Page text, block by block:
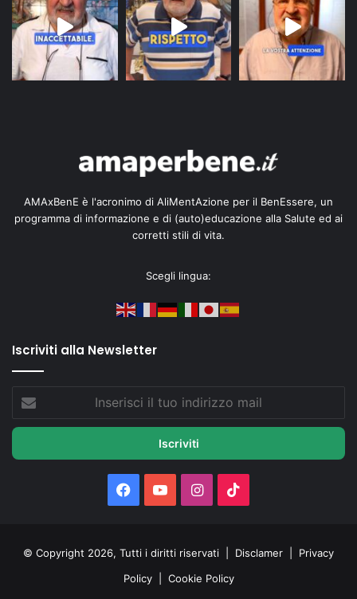
AMAxBenE è l'acronimo di AliMentAzione per il BenEssere, un
programma di informazione e di (auto)educazione alla Salute ed ai
corretti stili di vita.
Scegli lingua:
Iscriviti alla Newsletter
tuo
mail
Facebook
You Instagram
© Copyright 2026, Tutti i diritti riservati | Disclamer
Privacy
Policy
Cookie Policy